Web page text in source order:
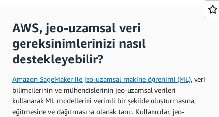
AWS, jeo-uzamsal veri
gereksinimlerinizi nasıl
destekleyebilir?
Amazon SageMaker ile jeo-uzamsal makine öğrenimi (ML), veri
bilimcilerinin ve mühendislerinin jeo-uzamsal verileri
kullanarak ML modellerini verimli bir şekilde oluşturmasına,
eğitmesine ve dağıtmasına olanak tanır. Kullanıcılar, jeo-